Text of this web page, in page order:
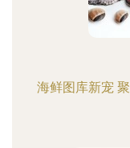
海鲜图库新宠